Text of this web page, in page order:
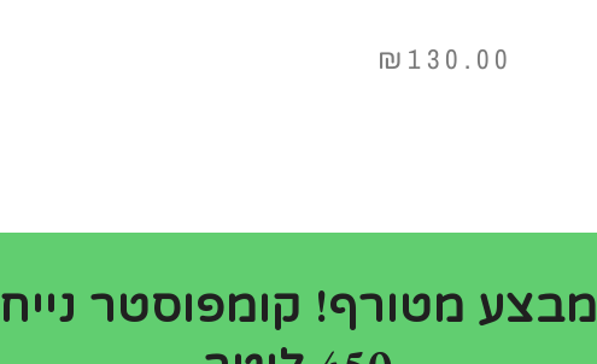
₪ 130.00
קטגוריות חנות ,
מוצרים נלווים
מוצרים קשורים
מבצע מטורף! קומפוסטר נייח